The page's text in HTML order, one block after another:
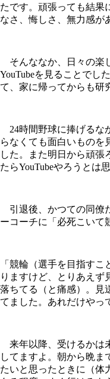
たです。頑張っても結果
なさ、悔しさ、無力感が
そんななか、日々の楽
YouTubeを見ることでし
て、家に帰ってからも
24時間野球に捧げるな
らなくても面白いものを
した。また明日から頑張
たらYouTubeやろうとは
引退後、かつての同僚
ーコーチに「必死こい
「競輪（選手を目指す
りますけど、とりあえず
落ちてる（と痛感）。見
てました。あれだけやっ
来年以降、受けるかは
してますよ。朝から晩ま
たいと思ったときに（体